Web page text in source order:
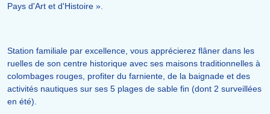
Pays d'Art et d'Histoire ».
Station familiale par excellence, vous apprécierez flâner dans les
ruelles de son centre historique avec ses maisons traditionnelles à
colombages rouges, profiter du farniente, de la baignade et des
activités nautiques sur ses 5 plages de sable fin (dont 2 surveillées
en été).